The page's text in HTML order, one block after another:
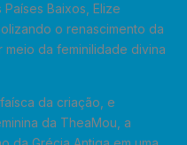
Países Baixos, Elize
o renascimento da
meio da feminilidade divina
da criação, e
da TheaMou, a